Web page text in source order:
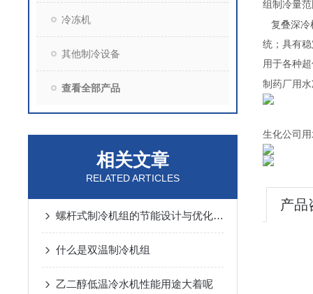
冷冻机
其他制冷设备
查看全部产品
相关文章
RELATED ARTICLES
螺杆式制冷机组的节能设计与优化策略
什么是双温制冷机组
乙二醇低温冷水机性能用途大着呢
组制冷量
复叠深冷
统；具有
用于各种
制药厂用
生化公司
产品